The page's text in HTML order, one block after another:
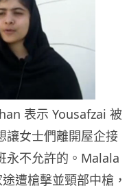
表示 Yousafzai 被
讓女士們離開屋企接
永不允許的。Malala
遭槍擊並頸部中槍，